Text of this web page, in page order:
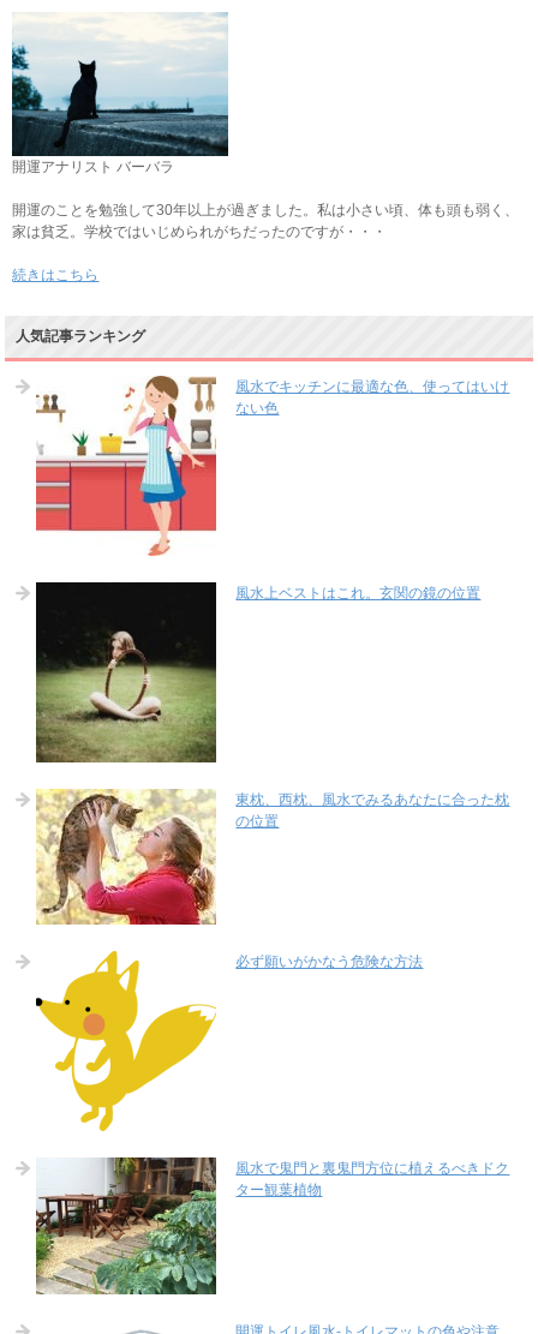
開運アナリスト バーバラ
開運のことを勉強して30年以上が過ぎました。私は小さい頃、体も頭も弱く、
家は貧乏。学校ではいじめられがちだったのですが・・・
続きはこちら
人気記事ランキング
風水でキッチンに最適な色、使ってはいけ
ない色
風水上ベストはこれ。玄関の鏡の位置
東枕、西枕、風水でみるあなたに合った枕
の位置
必ず願いがかなう危険な方法
風水で鬼門と裏鬼門方位に植えるべきドク
ター観葉植物